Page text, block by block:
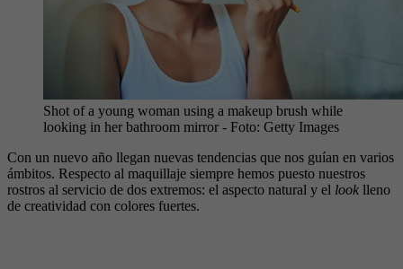
Shot of a young woman using a makeup brush while
looking in her bathroom mirror - Foto: Getty Images
Con un nuevo año llegan nuevas tendencias que nos guían en varios
ámbitos. Respecto al maquillaje siempre hemos puesto nuestros
rostros al servicio de dos extremos: el aspecto natural y el look lleno
de creatividad con colores fuertes.